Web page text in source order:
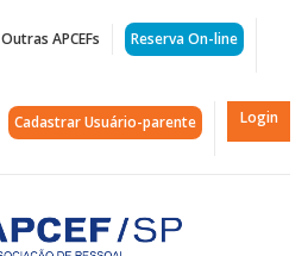
Outras APCEFs Reserva On-line
Cadastrar Usuário-parente Login